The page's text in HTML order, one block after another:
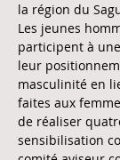
la région du
Les jeunes
participent à
leur
masculinité en
faites aux
de réaliser
sensibilisation